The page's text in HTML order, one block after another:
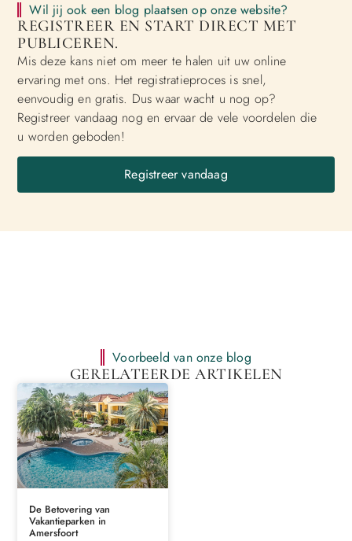
Wil jij ook een blog plaatsen op onze website?
REGISTREER EN START DIRECT MET
PUBLICEREN.
Mis deze kans niet om meer te halen uit uw online
ervaring met ons. Het registratieproces is snel,
eenvoudig en gratis. Dus waar wacht u nog op?
Registreer vandaag nog en ervaar de vele voordelen die
u worden geboden!
Registreer vandaag
Voorbeeld van onze blog
GERELATEERDE ARTIKELEN
De Betovering van
Vakantieparken in
Amersfoort